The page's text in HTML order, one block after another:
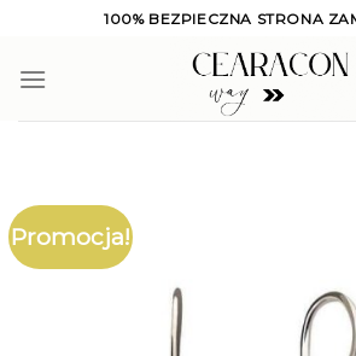
content
100% BEZPIECZNA STRONA
Promocja!